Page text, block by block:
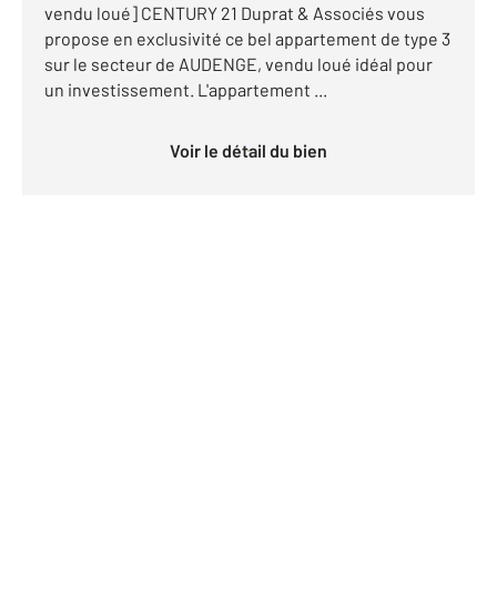
vendu loué] CENTURY 21 Duprat & Associés vous
propose en exclusivité ce bel appartement de type 3
sur le secteur de AUDENGE, vendu loué idéal pour
un investissement. L'appartement ...
Voir le détail du bien